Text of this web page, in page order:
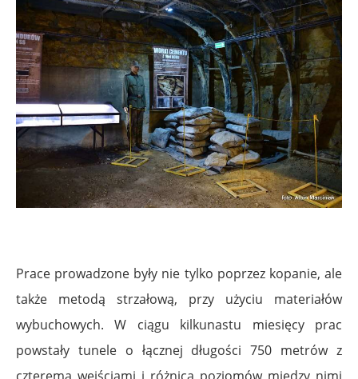
Prace prowadzone były nie tylko poprzez kopanie, ale
także metodą strzałową, przy użyciu materiałów
wybuchowych. W ciągu kilkunastu miesięcy prac
powstały tunele o łącznej długości 750 metrów z